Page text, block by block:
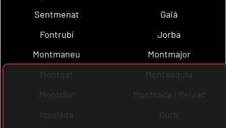
Sentmenat
Gaià
Fontrubí
Jorba
Montmaneu
Montmajor
Montgat
Montesquiu
Montclar
Montcada i Reixac
Igualada
Gurb